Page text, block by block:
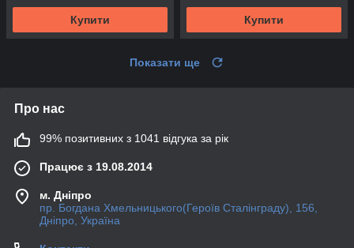
Купити Купити
Показати ще
Про нас
99% позитивних з 1041 відгука за рік
Працює з 19.08.2014
м. Дніпро
пр. Богдана Хмельницького(Героїв Сталінграду), 156,
Дніпро, Україна